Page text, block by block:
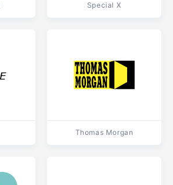
Special X
Thomas Morgan